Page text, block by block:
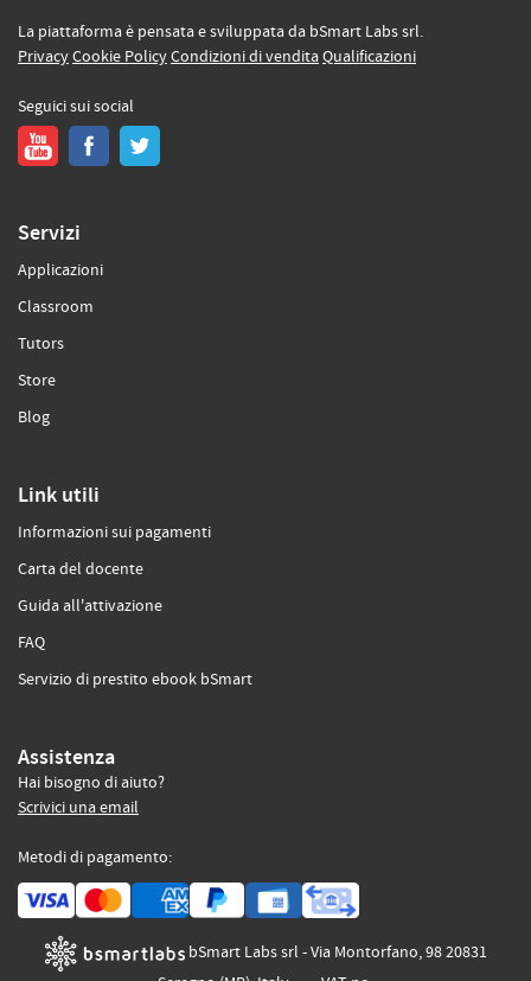
La piattaforma è pensata e sviluppata da bSmart Labs srl.
PrivacyCookie PolicyCondizioni di venditaQualificazioni
Seguici sui social
Servizi
Applicazioni
Classroom
Tutors
Store
Blog
Link utili
Informazioni sui pagamenti
Carta del docente
Guida all'attivazione
FAQ
Servizio di prestito ebook bSmart
Assistenza
Hai bisogno di aiuto?
Scrivici una email
Metodi di pagamento:
bSmart Labs srl - Via Montorfano, 98 20831